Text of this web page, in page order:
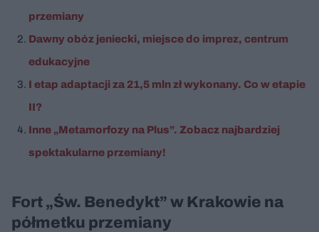
przemiany
Dawny obóz jeniecki, miejsce do imprez, centrum
edukacyjne
I etap adaptacji za 21,5 mln zł wykonany. Co w etapie
II?
Inne „Metamorfozy na Plus”. Zobacz najbardziej
spektakularne przemiany!
Fort „Św. Benedykt” w Krakowie na
półmetku przemiany